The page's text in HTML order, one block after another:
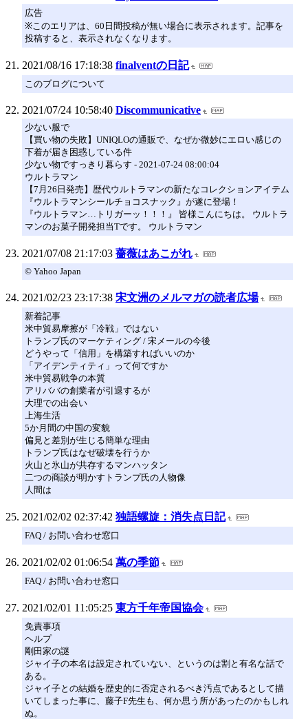
広告
※このエリアは、60日間投稿が無い場合に表示されます。記事を
投稿すると、表示されなくなります。
2021/08/16 17:18:38 finalventの日記
このブログについて
2021/07/24 10:58:40 Discommunicative
少ない服で
【買い物の失敗】UNIQLOの通販で、なぜか微妙にエロい感じの
下着が届き困惑している件
少ない物ですっきり暮らす - 2021-07-24 08:00:04
ウルトラマン
【7月26日発売】歴代ウルトラマンの新たなコレクションアイテム
『ウルトラマンシールチョコスナック』が遂に登場！
『ウルトラマン…トリガーッ！！！』 皆様こんにちは。 ウルトラ
マンのお菓子開発担当Tです。 ウルトラマン
2021/07/08 21:17:03 薔薇はあこがれ
© Yahoo Japan
2021/02/23 23:17:38 宋文洲のメルマガの読者広場
新着記事
米中貿易摩擦が「冷戦」ではない
トランプ氏のマーケティング / 宋メールの今後
どうやって「信用」を構築すればいいのか
「アイデンティティ」って何ですか
米中貿易戦争の本質
アリババの創業者が引退するが
大理での出会い
上海生活
5か月間の中国の変貌
偏見と差別が生じる簡単な理由
トランプ氏はなぜ破壊を行うか
火山と氷山が共存するマンハッタン
二つの商談が明かすトランプ氏の人物像
人間は
2021/02/02 02:37:42 独語螺旋：消失点日記
FAQ / お問い合わせ窓口
2021/02/02 01:06:54 萬の季節
FAQ / お問い合わせ窓口
2021/02/01 11:05:25 東方千年帝国協会
免責事項
ヘルプ
剛田家の謎
ジャイ子の本名は設定されていない、というのは割と有名な話で
ある。
ジャイ子との結婚を歴史的に否定されるべき汚点であるとして描
いてしまった事に、藤子F先生も、何か思う所があったのかもしれ
ぬ。